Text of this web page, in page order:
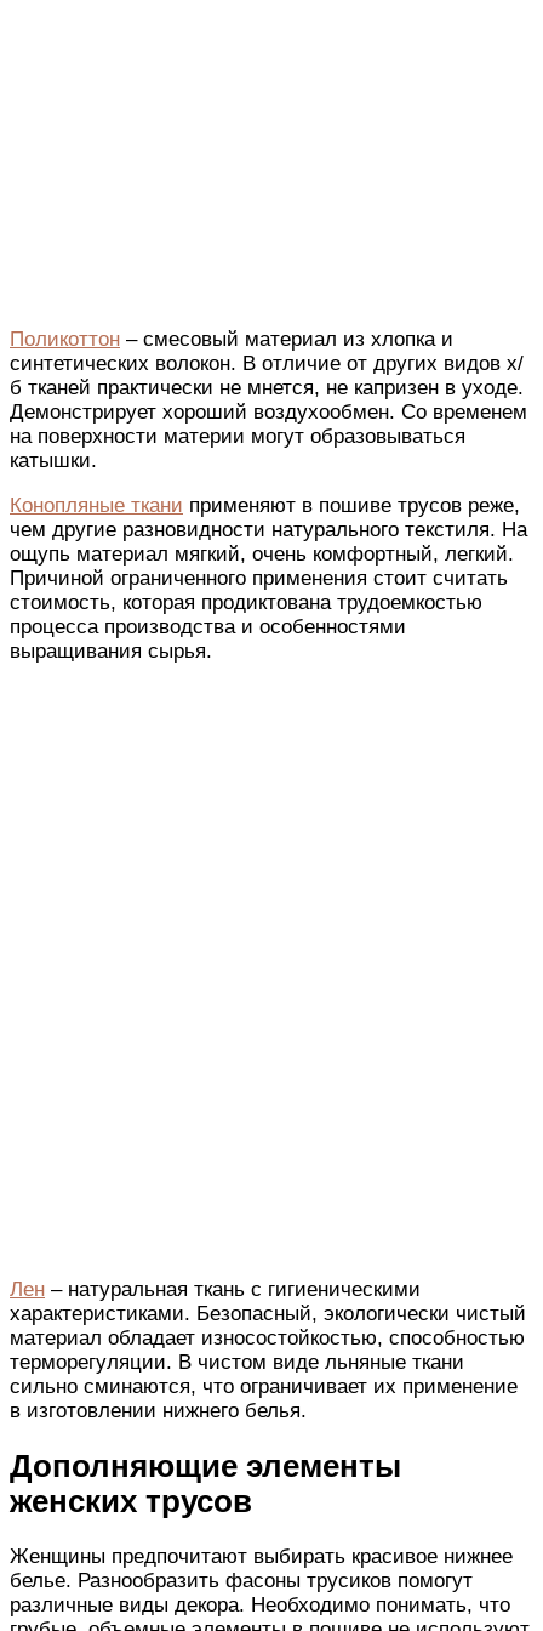
Поликоттон – смесовый материал из хлопка и
синтетических волокон. В отличие от других видов х/
б тканей практически не мнется, не капризен в уходе.
Демонстрирует хороший воздухообмен. Со временем
на поверхности материи могут образовываться
катышки.
Конопляные ткани применяют в пошиве трусов реже,
чем другие разновидности натурального текстиля. На
ощупь материал мягкий, очень комфортный, легкий.
Причиной ограниченного применения стоит считать
стоимость, которая продиктована трудоемкостью
процесса производства и особенностями
выращивания сырья.
Лен – натуральная ткань с гигиеническими
характеристиками. Безопасный, экологически чистый
материал обладает износостойкостью, способностью
терморегуляции. В чистом виде льняные ткани
сильно сминаются, что ограничивает их применение
в изготовлении нижнего белья.
Дополняющие элементы
женских трусов
Женщины предпочитают выбирать красивое нижнее
белье. Разнообразить фасоны трусиков помогут
различные виды декора. Необходимо понимать, что